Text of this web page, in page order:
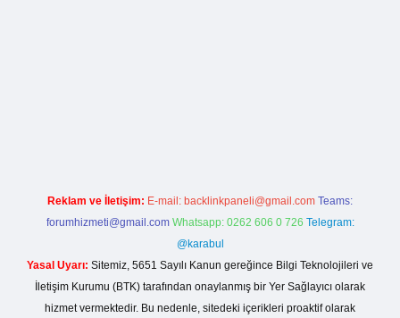
Reklam ve İletişim: E-mail: backlinkpaneli@gmail.com Teams:
forumhizmeti@gmail.com Whatsapp: 0262 606 0 726 Telegram:
@karabul
Yasal Uyarı: Sitemiz, 5651 Sayılı Kanun gereğince Bilgi Teknolojileri ve
İletişim Kurumu (BTK) tarafından onaylanmış bir Yer Sağlayıcı olarak
hizmet vermektedir. Bu nedenle, sitedeki içerikleri proaktif olarak